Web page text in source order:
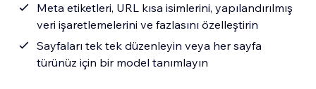
Meta etiketleri, URL kısa isimlerini, yapılandırılmış
veri işaretlemelerini ve fazlasını özelleştirin
Sayfaları tek tek düzenleyin veya her sayfa
türünüz için bir model tanımlayın